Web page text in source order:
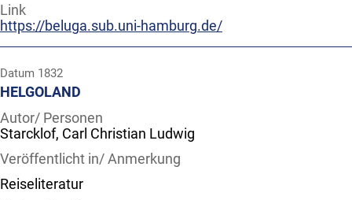
Link
https://beluga.sub.uni-hamburg.de/
Datum 1832
HELGOLAND
Autor/ Personen
Starcklof, Carl Christian Ludwig
Veröffentlicht in/ Anmerkung
Reiseliteratur